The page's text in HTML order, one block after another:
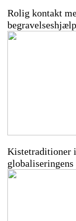
Rolig kontakt
Kistetraditioner